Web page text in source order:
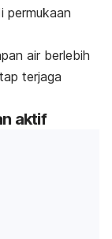
permukaan
air berlebih
terjaga
aktif